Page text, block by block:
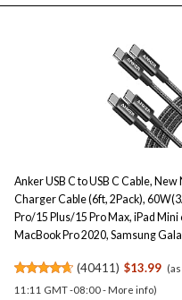
Anker USB C to USB C Cable, New
Charger Cable (6ft, 2Pack),
Pro/15 Plus/15 Pro Max, iPad Mini
MacBook Pro 2020, Samsung
(40411) $13.99
11:11 GMT -08:00 - More info)